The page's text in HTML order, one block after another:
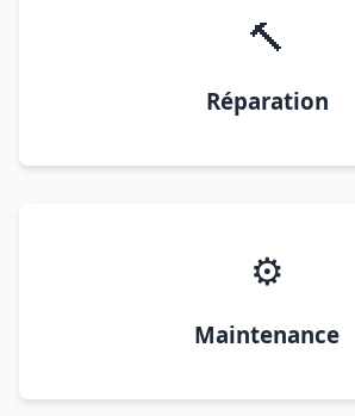
🔨
Réparation
⚙️
Maintenance